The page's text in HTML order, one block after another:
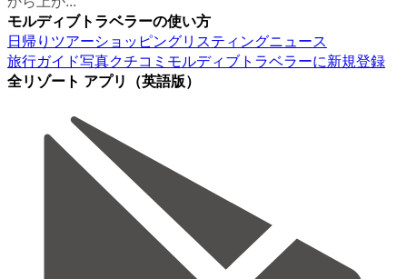
モルディブトラベラーの使い方
日帰りツアーショッピングリスティングニュース
旅行ガイド写真クチコミ モルディブトラベラーに新規登録
全リゾート アプリ（英語版）